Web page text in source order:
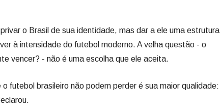
o Brasil de sua identidade, mas dar a ele uma estrutura
à intensidade do futebol moderno. A velha questão - o
vencer? - não é uma escolha que ele aceita.
futebol brasileiro não podem perder é sua maior qualidade: